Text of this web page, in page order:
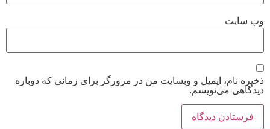
وب‌ سایت
ذخیره نام، ایمیل و وبسایت من در مرورگر برای زمانی که دوباره
دیدگاهی می‌نویسم.